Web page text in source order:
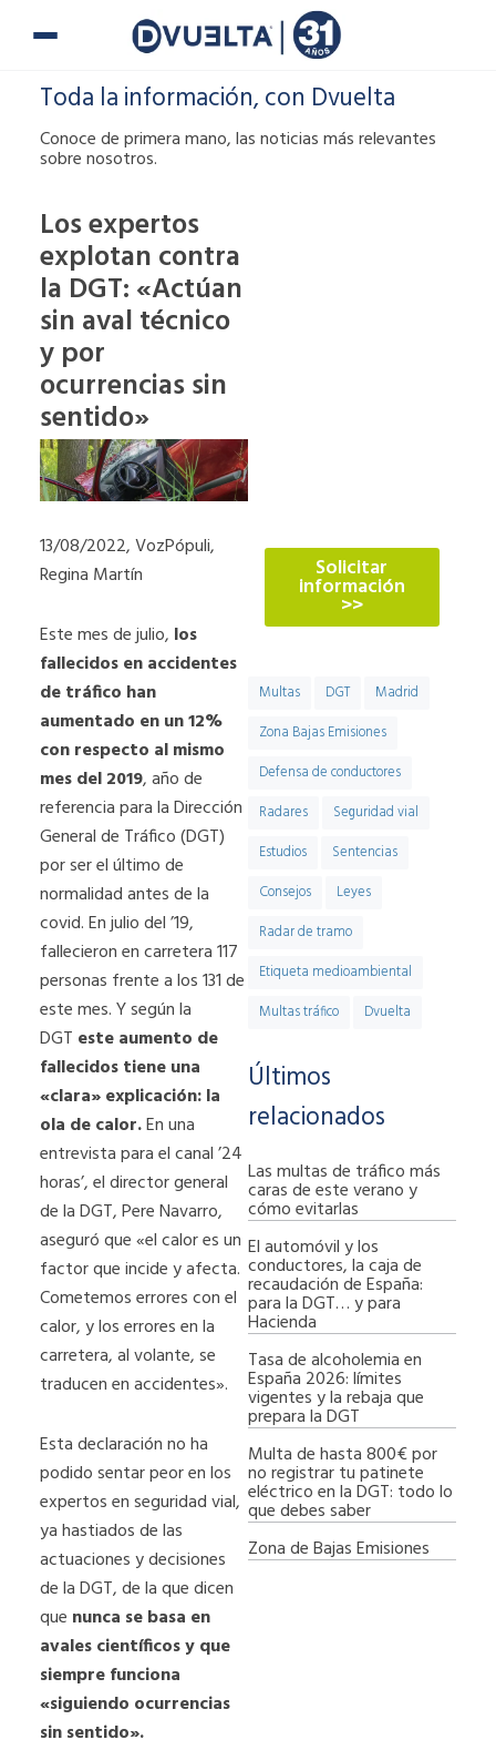
Toda la información, con Dvuelta
Conoce de primera mano, las noticias más relevantes
sobre nosotros.
Los expertos
explotan contra
la DGT: «Actúan
sin aval técnico
y por
ocurrencias sin
sentido»
13/08/2022, VozPópuli,
Regina Martín
Este mes de julio, los
fallecidos en accidentes
de tráfico han
aumentado en un 12%
con respecto al mismo
mes del 2019, año de
referencia para la Dirección
General de Tráfico (DGT)
por ser el último de
normalidad antes de la
covid. En julio del ’19,
fallecieron en carretera 117
personas frente a los 131 de
este mes. Y según la
DGT este aumento de
fallecidos tiene una
«clara» explicación: la
ola de calor.En una
entrevista para el canal ’24
horas’, el director general
de la DGT, Pere Navarro,
aseguró que «el calor es un
factor que incide y afecta.
Cometemos errores con el
calor, y los errores en la
carretera, al volante, se
traducen en accidentes».
Esta declaración no ha
podido sentar peor en los
expertos en seguridad vial,
ya hastiados de las
actuaciones y decisiones
de la DGT, de la que dicen
que nunca se basa en
avales científicos y que
siempre funciona
«siguiendo ocurrencias
sin sentido».
Solicitar
información
>>
Multas DGT
Madrid
Zona Bajas Emisiones
Defensa de conductores
Radares
Seguridad vial
Estudios
Sentencias
Consejos
Leyes
Radar de tramo
Etiqueta medioambiental
Multas tráfico
Dvuelta
Últimos
relacionados
Las multas de tráfico más
caras de este verano y
cómo evitarlas
El automóvil y los
conductores, la caja de
recaudación de España:
para la DGT… y para
Hacienda
Tasa de alcoholemia en
España 2026: límites
vigentes y la rebaja que
prepara la DGT
Multa de hasta 800€ por
no registrar tu patinete
eléctrico en la DGT: todo lo
que debes saber
Zona de Bajas Emisiones